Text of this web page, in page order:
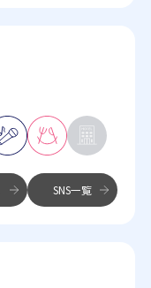
SNS一覧